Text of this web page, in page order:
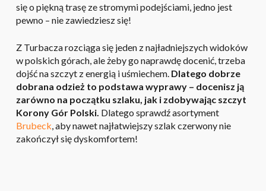
się o piękną trasę ze stromymi podejściami, jedno jest
pewno – nie zawiedziesz się!
Z Turbacza rozciąga się jeden z najładniejszych widoków
w polskich górach, ale żeby go naprawdę docenić, trzeba
dojść na szczyt z energią i uśmiechem.Dlatego dobrze
dobrana odzież to podstawa wyprawy – docenisz ją
zarówno na początku szlaku, jak i zdobywając szczyt
Korony Gór Polski. Dlatego sprawdź asortyment
Brubeck, aby nawet najłatwiejszy szlak czerwony nie
zakończył się dyskomfortem!